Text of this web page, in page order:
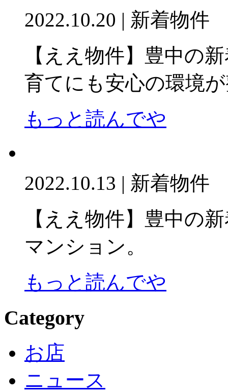
2022.10.20 | 新着物件
【ええ物件】豊中の
育てにも安心の環境
もっと読んでや
2022.10.13 | 新着物件
【ええ物件】豊中の
マンション。
もっと読んでや
Category
お店
ニュース